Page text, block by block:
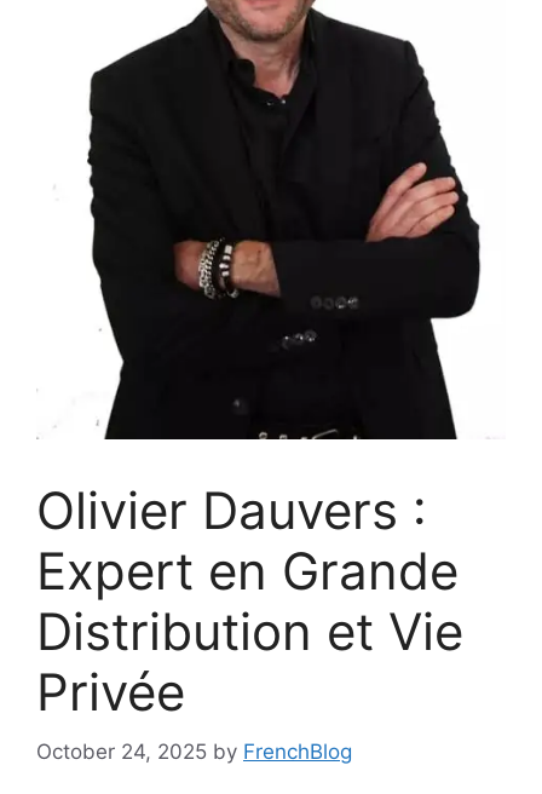
Olivier Dauvers :
Expert en Grande
Distribution et Vie
Privée
October 24, 2025 by FrenchBlog